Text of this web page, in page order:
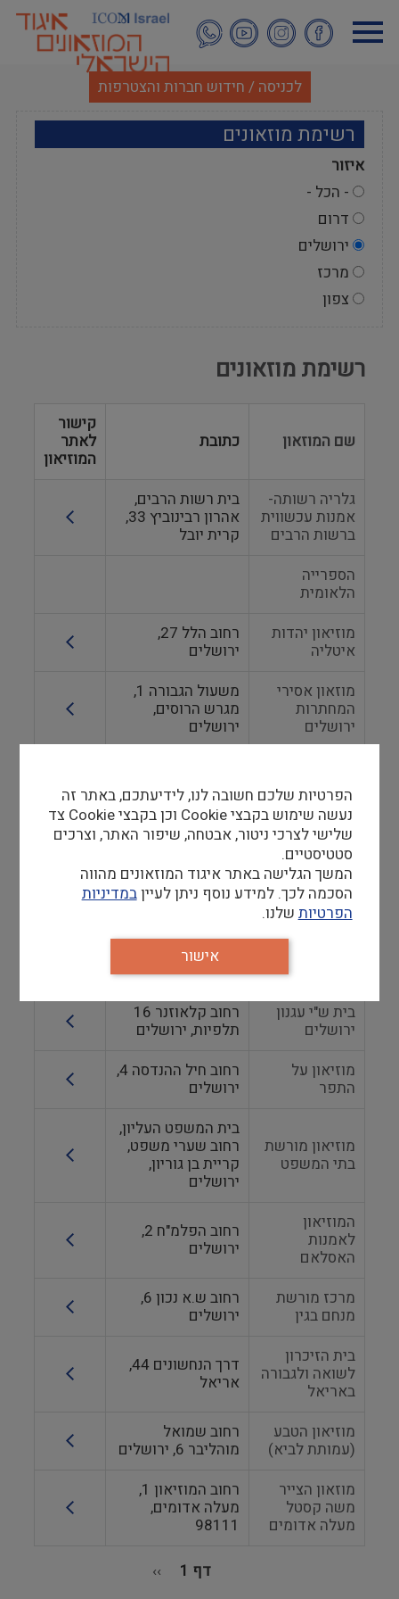
לתוכן
העיקרי
לכניסה / חידוש חברות והצטרפות
רשימת מוזאונים
איזור
- הכל -
דרום
ירושלים
מרכז
צפון
רשימת מוזאונים
שם המוזאון כתובת
קישור
לאתר
המוזיאון
גלריה רשותה-
אמנות עכשווית
ברשות הרבים
בית רשות הרבים,
אהרון רבינוביץ 33,
קרית יובל
הספרייה
הלאומית
מוזיאון יהדות
איטליה
רחוב הלל 27,
ירושלים
מוזאון אסירי
המחתרות
ירושלים
משעול הגבורה 1,
מגרש הרוסים,
ירושלים
לאמנות יהודית
ע"ש וולפסון
ירושלים
מגדל דוד
מוזיאון
ירושלים
שער יפו, ירושלים
רחוב אגריפס 42,
פינת רחוב כי''ח, ​
ירושלים
בית ש"י עגנון
ירושלים
רחוב קלאוזנר 16
תלפיות, ירושלים
מוזיאון על
התפר
רחוב חיל ההנדסה 4,
ירושלים
מוזיאון מורשת
בתי המשפט
בית המשפט העליון,
רחוב שערי משפט,
קריית בן גוריון,
ירושלים
המוזיאון
לאמנות
האסלאם
רחוב הפלמ"ח 2,
ירושלים
מרכז מורשת
מנחם בגין
רחוב ש.א נכון 6,
ירושלים
בית הזיכרון
לשואה ולגבורה
באריאל
דרך הנחשונים 44,
אריאל
מוזיאון הטבע
(עמותת לביא)
רחוב שמואל
מוהליבר 6, ירושלים
מוזאון הצייר
משה קסטל
מעלה אדומים
רחוב המוזיאון 1,
מעלה אדומים,
98111
דף 1
הדף
››
הפרטיות שלכם חשובה לנו, לידיעתכם, באתר זה
נעשה שימוש בקבצי Cookie וכן בקבצי Cookie צד
שלישי לצרכי ניטור, אבטחה, שיפור האתר, וצרכים
סטטיסטיים.
המשך הגלישה באתר איגוד המוזאונים מהווה
הסכמה לכך. למידע נוסף ניתן לעייןבמדיניות
הפרטיות שלנו.
אישור